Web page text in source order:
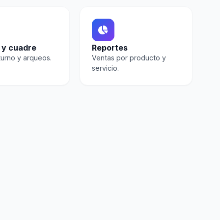
y cuadre
y arqueos.
Reportes
Ventas por producto y
servicio.